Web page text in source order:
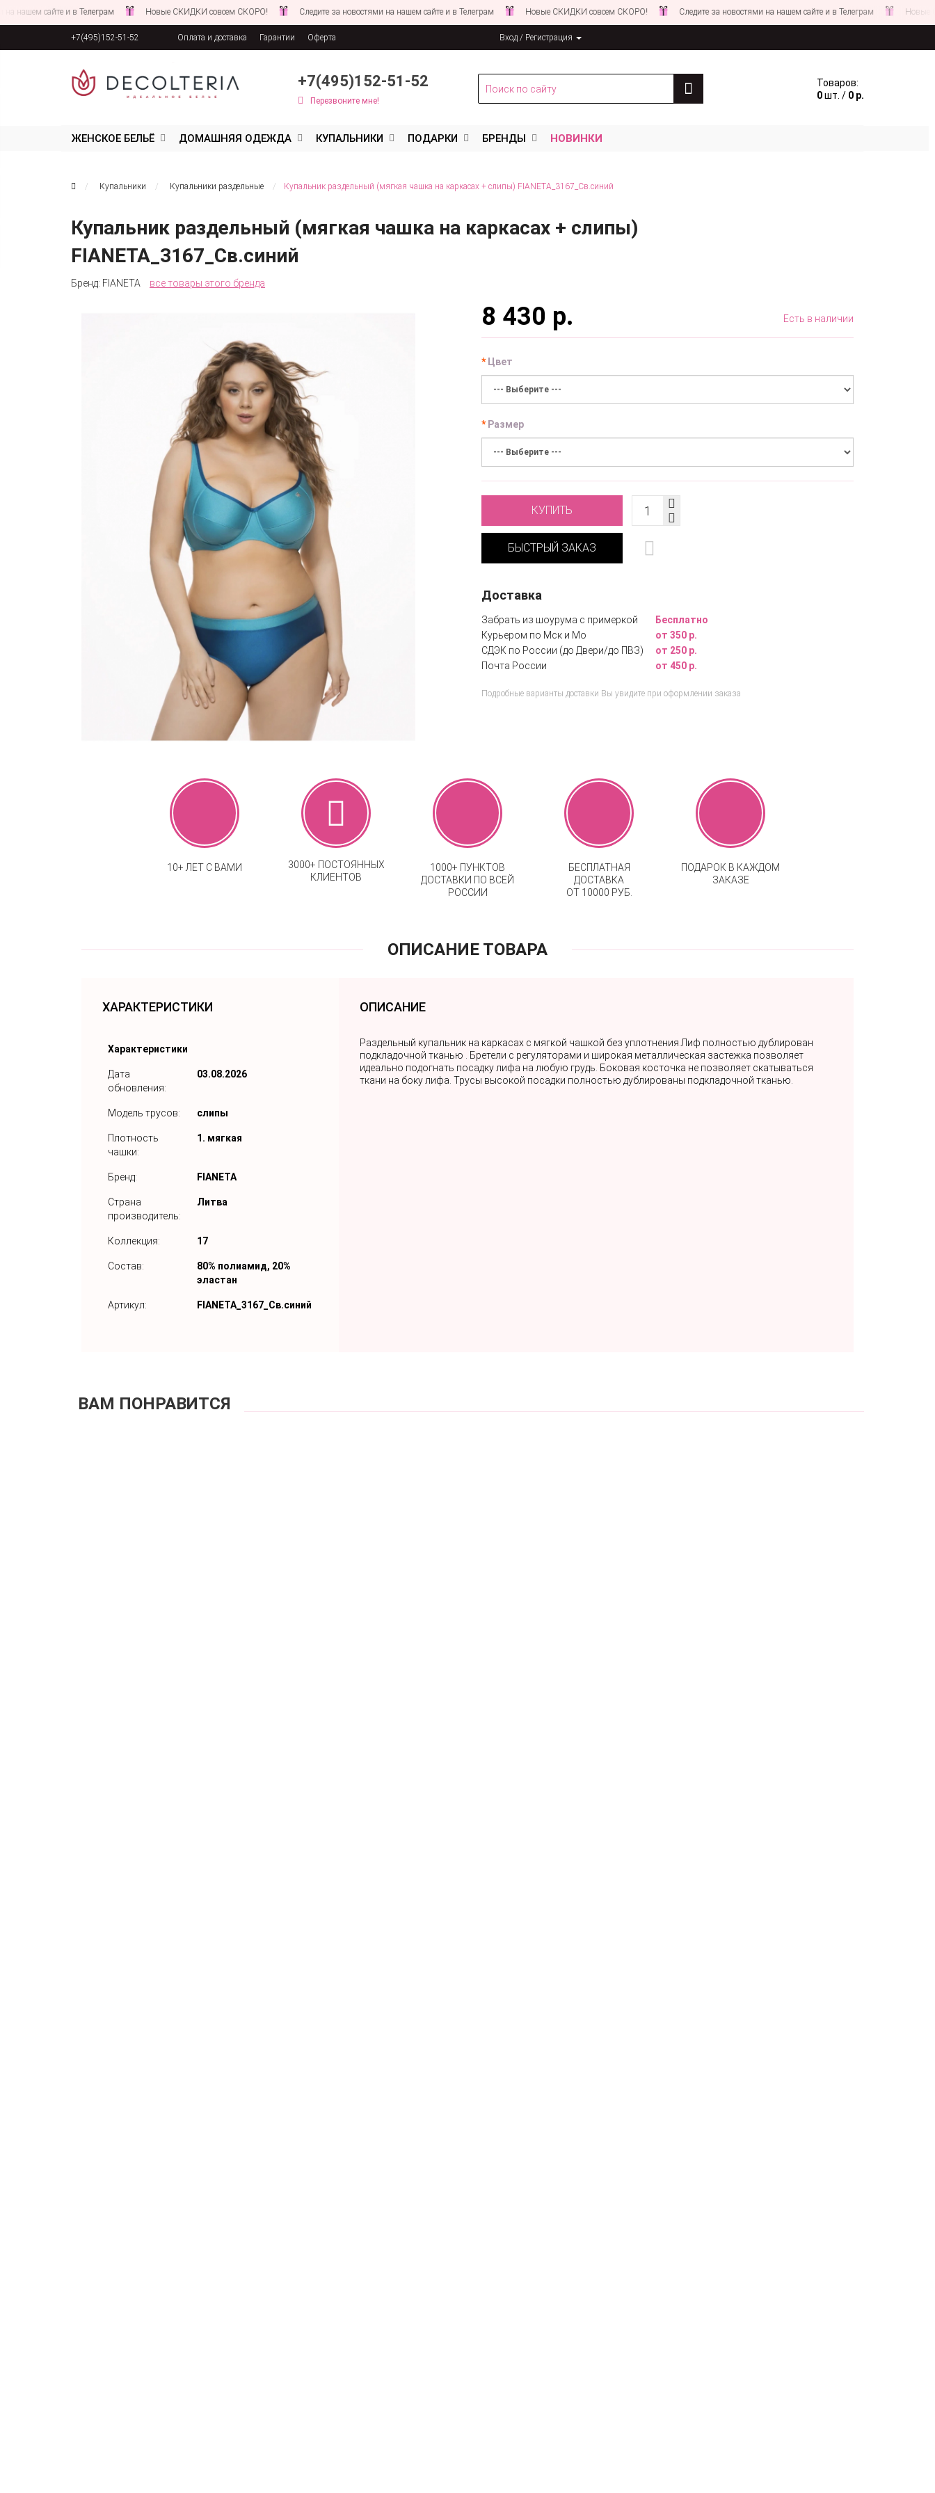
и в Телеграм Новые СКИДКИ совсем СКОРО! Следите за новостями на нашем сайте и в Телеграм Новые СКИДКИ совсем СКОРО! Следите за новостями на нашем сайте и в Телеграм Новые СКИДКИ
+7(495)152-51-52 Оплата и доставка Гарантии Оферта Вход / Регистрация
+7(495)152-51-52
Перезвоните мне!
Товаров:
0шт. / 0 р.
ЖЕНСКОЕ БЕЛЬЁ ДОМАШНЯЯ ОДЕЖДА КУПАЛЬНИКИ ПОДАРКИ БРЕНДЫ НОВИНКИ
Купальники Купальники раздельные Купальник раздельный (мягкая чашка на каркасах + слипы) FIANETA_3167_Св.синий
Купальник раздельный (мягкая чашка на каркасах + слипы)
FIANETA_3167_Св.синий
Бренд: FIANETA все товары этого бренда
8 430 р. Есть в наличии
Цвет
Размер
КУПИТЬ
БЫСТРЫЙ ЗАКАЗ
Доставка
Забрать из шоурума с примеркой
Бесплатно
Курьером по Мск и Мо
от 350 р.
СДЭК по России (до Двери/до ПВЗ)
от 250 р.
Почта России
от 450 р.
Подробные варианты доставки Вы увидите при оформлении заказа
10+ ЛЕТ С ВАМИ
3000+ ПОСТОЯННЫХ
КЛИЕНТОВ
1000+ ПУНКТОВ
ДОСТАВКИ ПО ВСЕЙ
РОССИИ
БЕСПЛАТНАЯ
ДОСТАВКА
ОТ 10000 РУБ.
ПОДАРОК В КАЖДОМ
ЗАКАЗЕ
ОПИСАНИЕ ТОВАРА
ХАРАКТЕРИСТИКИ
Характеристики
Дата
обновления:
03.08.2026
Модель трусов: слипы
Плотность
чашки:
1. мягкая
Бренд: FIANETA
Страна
производитель:
Литва
Коллекция: 17
Состав:
80% полиамид, 20%
эластан
Артикул: FIANETA_3167_Св.синий
ОПИСАНИЕ
Раздельный купальник на каркасах с мягкой чашкой без уплотнения.Лиф полностью дублирован
подкладочной тканью . Бретели с регуляторами и широкая металлическая застежка позволяет
идеально подогнать посадку лифа на любую грудь. Боковая косточка не позволяет скатываться
ткани на боку лифа. Трусы высокой посадки полностью дублированы подкладочной тканью.
ВАМ ПОНРАВИТСЯ